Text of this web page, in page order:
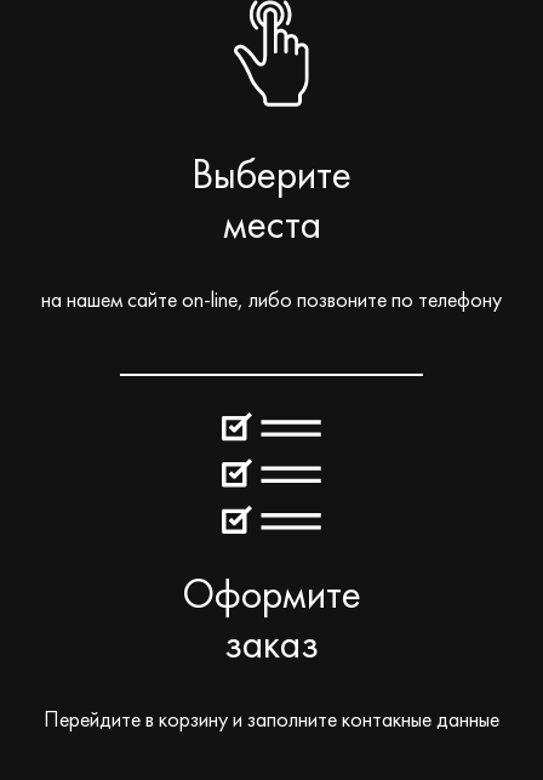
Выберите
места
на нашем сайте on-line, либо позвоните по телефону
Оформите
заказ
Перейдите в корзину и заполните контакные данные